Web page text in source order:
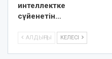
интеллектке
сүйенетін…
АЛДЫҢҒЫ КЕЛЕСІ